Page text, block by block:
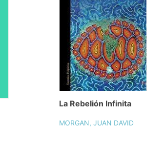
La Rebelión Infinita
MORGAN, JUAN DAVID